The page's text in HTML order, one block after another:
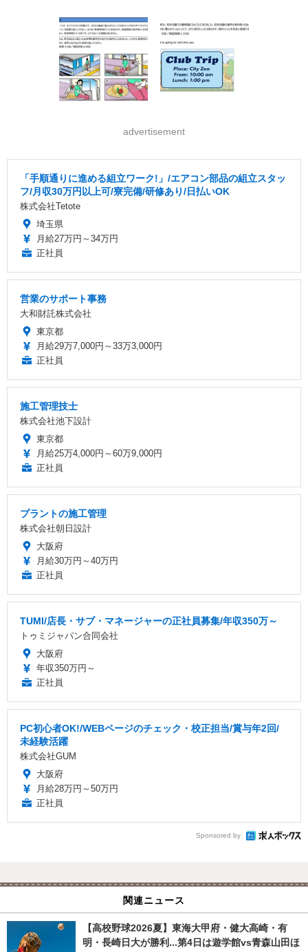
advertisement
「手順通りに進める組立ワーク!」/エアコン部品の組立スタッ
フ/月収30万円以上可/寮完備/研修あり/日払いOK
株式会社Tetote
埼玉県
月給27万円～34万円
正社員
営業のサポート事務
大和財託株式会社
東京都
月給29万7,000円～33万3,000円
正社員
施工管理技士
株式会社池下設計
東京都
月給25万4,000円～60万9,000円
正社員
プラントの施工管理
株式会社朝日設計
大阪府
月給30万円～40万円
正社員
TUMI/店長・サブ・マネージャーの正社員募集/年収350万～
トゥミジャパン合同会社
大阪府
年収350万円～
正社員
PC初心者OK!/WEBページのチェック・校正担当/賞与年2回/
未経験活躍
株式会社GUM
大阪府
月給28万円～50万円
正社員
Sponsored by
関連ニュース
【高校野球2026夏】東海大甲府・健大高崎・有
明・長崎日大が勝利...第4日は遊学館vs青森山田ほ